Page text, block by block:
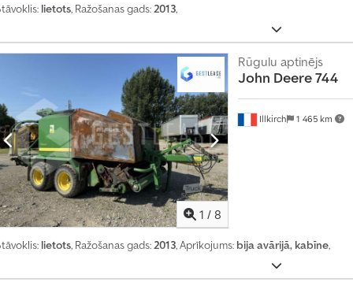
lietots, Ražošanas gads:2013,
1 / 8
Illkirch 1 465 km
Rūgulu aptinējs
John Deere744
lietots, Ražošanas gads:2013, Aprīkojums: bija avārijā, kabīne,
M
ē
n